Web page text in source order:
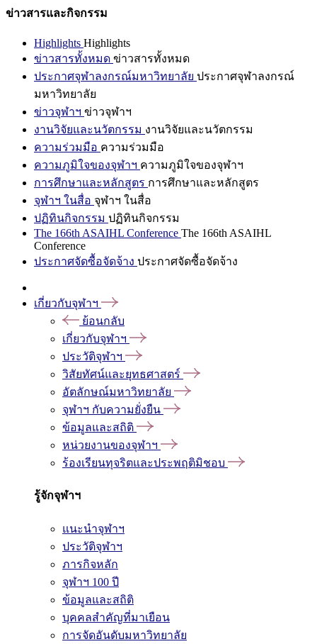
ข่าวสารและกิจกรรม
Highlights Highlights
ข่าวสารทั้งหมด ข่าวสารทั้งหมด
ประกาศจุฬาลงกรณ์มหาวิทยาลัย ประกาศจุฬาลงกรณ์
มหาวิทยาลัย
ข่าวจุฬาฯ ข่าวจุฬาฯ
งานวิจัยและนวัตกรรม งานวิจัยและนวัตกรรม
ความร่วมมือ ความร่วมมือ
ความภูมิใจของจุฬาฯ ความภูมิใจของจุฬาฯ
การศึกษาและหลักสูตร การศึกษาและหลักสูตร
จุฬาฯ ในสื่อ จุฬาฯ ในสื่อ
ปฏิทินกิจกรรม ปฏิทินกิจกรรม
The 166th ASAIHL Conference The 166th ASAIHL
Conference
ประกาศจัดซื้อจัดจ้าง ประกาศจัดซื้อจัดจ้าง
เกี่ยวกับจุฬาฯ
ย้อนกลับ
เกี่ยวกับจุฬาฯ
ประวัติจุฬาฯ
วิสัยทัศน์และยุทธศาสตร์
อัตลักษณ์มหาวิทยาลัย
จุฬาฯ กับความยั่งยืน
ข้อมูลและสถิติ
หน่วยงานของจุฬาฯ
ร้องเรียนทุจริตและประพฤติมิชอบ
รู้จักจุฬาฯ
แนะนำจุฬาฯ
ประวัติจุฬาฯ
ภารกิจหลัก
จุฬาฯ 100 ปี
ข้อมูลและสถิติ
บุคคลสำคัญที่มาเยือน
การจัดอันดับมหาวิทยาลัย